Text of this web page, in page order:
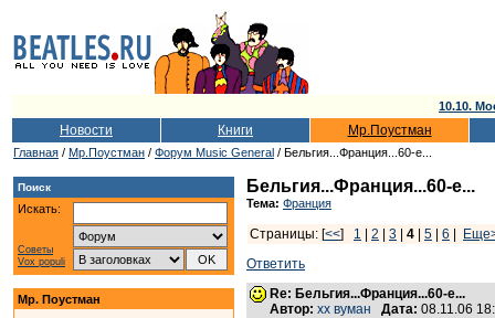
10.10.
Новости Книги Мр.Поустман
Главная / Мр.Поустман / Форум Music General / Бельгия...Франция...60-е...
Поиск
Искать:
Советы
Vox populi
Мр. Поустман
Бельгия...Франция...60-е...
Тема: Франция
Страницы: [<<] 1 2 3 4 5 6
Ответить
Re: Бельгия...Франция...60-е...
Автор: хх вуман Дата: 08.11.06